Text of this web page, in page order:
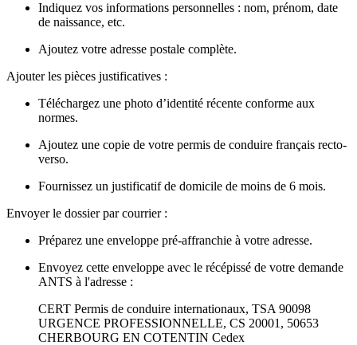
Indiquez vos informations personnelles : nom, prénom, date
de naissance, etc.
Ajoutez votre adresse postale complète.
Ajouter les pièces justificatives :
Téléchargez une photo d’identité récente conforme aux
normes.
Ajoutez une copie de votre permis de conduire français recto-
verso.
Fournissez un justificatif de domicile de moins de 6 mois.
Envoyer le dossier par courrier :
Préparez une enveloppe pré-affranchie à votre adresse.
Envoyez cette enveloppe avec le récépissé de votre demande
ANTS à l'adresse :
CERT Permis de conduire internationaux, TSA 90098
URGENCE PROFESSIONNELLE, CS 20001, 50653
CHERBOURG EN COTENTIN Cedex